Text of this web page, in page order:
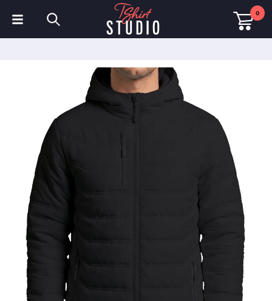
0
Chapeaux et Casquettes
Vêtements de sport
Vêtements de travail
Polaires & Vestes
Haute visibilité
Hommes